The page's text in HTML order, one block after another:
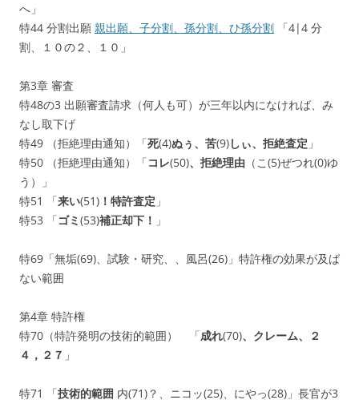
へ」
特44 分割出願 親出願、子分割、孫分割、ひ孫分割 「4|4 分
割、１０の２、１０」
第3章 審査
特48の3 出願審査請求（何人も可）が三年以内になければ、み
なし取下げ
特49 （拒絶理由通知）「死(4)ぬぅ、苦(9)しぃ、拒絶査定 」
特50 （拒絶理由通知）「コレ(50)、拒絶理由 （こ(5)ぜつれ(0)ゆ
う）」
特51 「来い(51) ！特許査定 」
特53 「ゴミ(53)補正却下！ 」
特69「無垢(69)、試験・研究、、風呂(26)」特許権の効果が及ば
ない範囲
第4章 特許権
特70（特許発明の技術的範囲） 「成れ(70)、クレーム、２
４，２７ 」
特71 「技術的範囲 内(71)？、ニコッ(25)、にやっ(28)」長官が3